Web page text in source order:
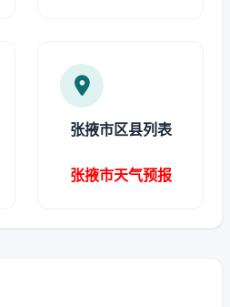
张掖市区县列表
张掖市天气预报